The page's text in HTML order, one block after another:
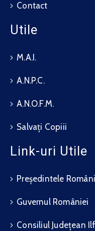
Contact
Utile
M.A.I.
A.N.P.C.
A.N.O.F.M.
Salvați Copiii
Link-uri Utile
Președintele
Guvernul României
Consiliul Județean